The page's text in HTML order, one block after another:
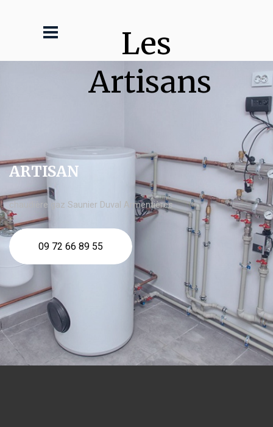
Les
Artisans
ARTISAN
chaudière gaz Saunier Duval Armentières
09 72 66 89 55